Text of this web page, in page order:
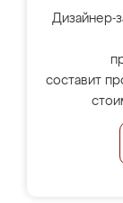
Дизайнер-
составит